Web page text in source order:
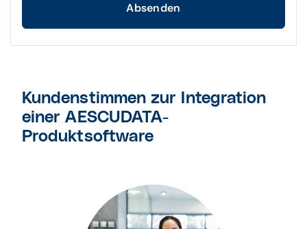
Absenden
Kundenstimmen zur Integration
einer AESCUDATA-
Produktsoftware